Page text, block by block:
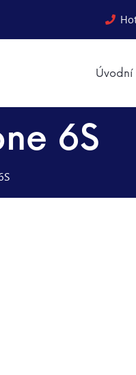
6S